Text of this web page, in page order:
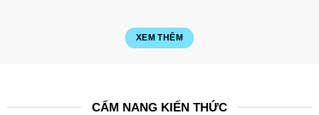
XEM THÊM
CẨM NANG KIẾN THỨC